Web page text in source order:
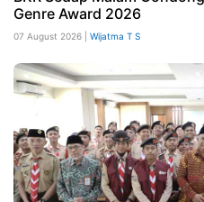
Genre Award 2026
07 August 2026 | Wijatma T S